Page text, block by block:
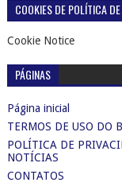
COOKIES DE POLÍTICA
Cookie Notice
PÁGINAS
Página inicial
TERMOS DE USO DO
POLÍTICA DE
NOTÍCIAS
CONTATOS